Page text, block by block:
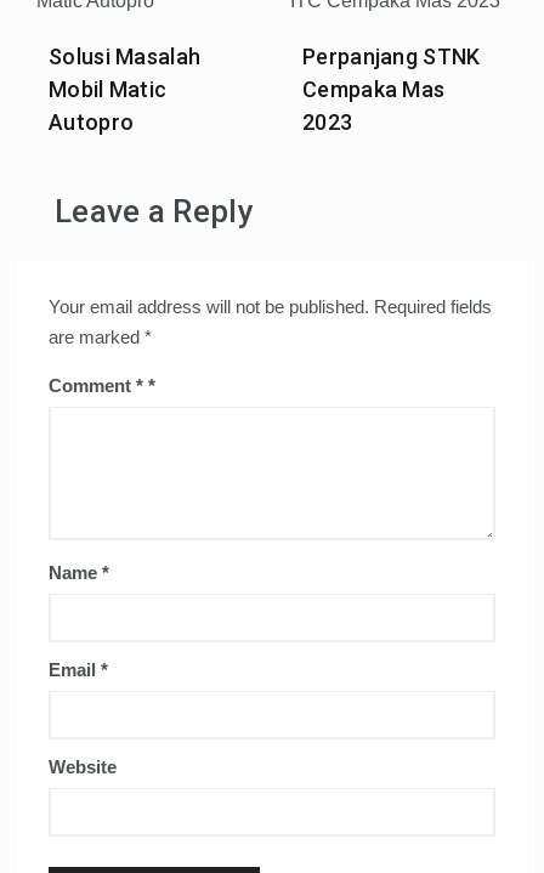
Solusi Masalah
Mobil Matic
Autopro
Perpanjang STNK
Cempaka Mas
2023
Leave a Reply
Your email address will not be published. Required fields
are marked *
Comment *
Name *
Email *
Website